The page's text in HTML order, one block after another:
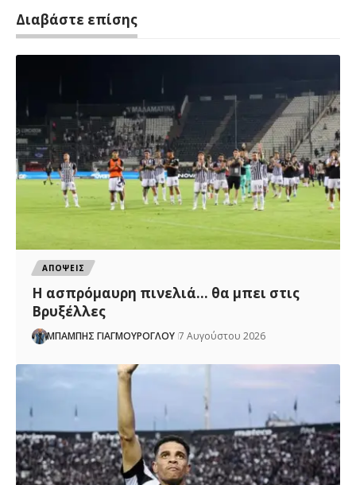
Διαβάστε επίσης
ΑΠΟΨΕΙΣ
Η ασπρόμαυρη πινελιά… θα μπει στις
Βρυξέλλες
ΜΠΑΜΠΗΣ ΓΙΑΓΜΟΥΡΟΓΛΟΥ 7 Αυγούστου 2026